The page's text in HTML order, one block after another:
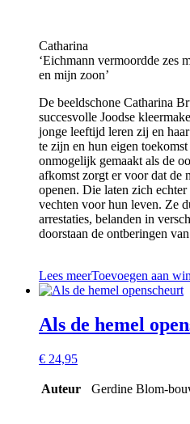
Catharina
‘Eichmann vermoordde zes
en mijn zoon’
De beeldschone Catharina
succesvolle Joodse
jonge leeftijd leren zij en
te zijn en hun eigen
onmogelijk gemaakt als de
afkomst zorgt er voor dat de
openen. Die laten zich
vechten voor hun leven. Ze
arrestaties, belanden in
doorstaan de ontberingen
Lees meerToevoegen aan
Als de hemel
€ 24,95
Auteur Gerdine Blom-